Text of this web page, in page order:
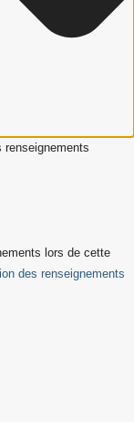
lors de cette
des renseignements